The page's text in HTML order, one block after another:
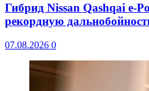
Гибрид Nissan Qashqai e-
рекордную
07.08.2026 0